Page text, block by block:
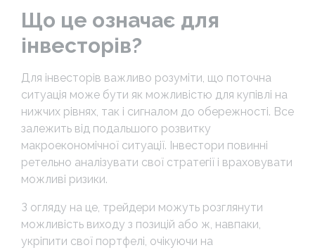
Що це означає для
інвесторів?
Для інвесторів важливо розуміти, що поточна
ситуація може бути як можливістю для купівлі на
нижчих рівнях, так і сигналом до обережності. Все
залежить від подальшого розвитку
макроекономічної ситуації. Інвестори повинні
ретельно аналізувати свої стратегії і враховувати
можливі ризики.
З огляду на це, трейдери можуть розглянути
можливість виходу з позицій або ж, навпаки,
укріпити свої портфелі, очікуючи на